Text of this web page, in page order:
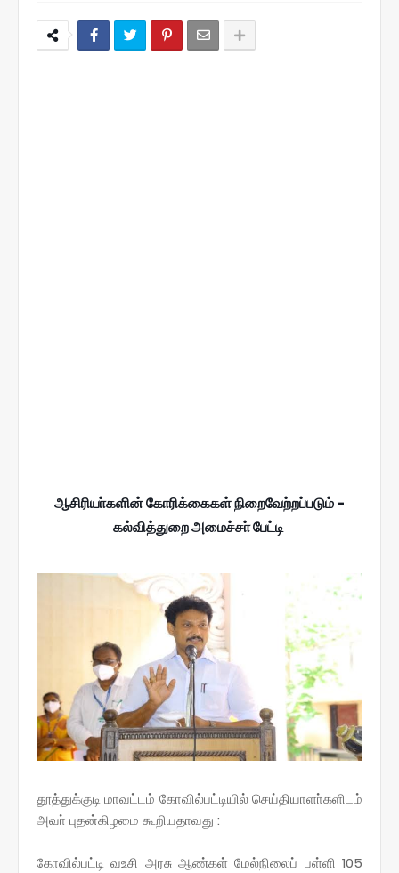
ஆசிரியா்களின் கோரிக்கைகள் நிறைவேற்றப்படும் -
கல்வித்துறை அமைச்சா் பேட்டி
தூத்துக்குடி மாவட்டம் கோவில்பட்டியில் செய்தியாளா்களிடம்
அவா் புதன்கிழமை கூறியதாவது :
கோவில்பட்டி வஉசி அரசு ஆண்கள் மேல்நிலைப் பள்ளி 105